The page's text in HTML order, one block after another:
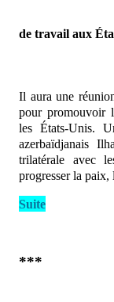
de travail aux
Il aura une
pour promouvoir
les États-Unis.
azerbaïdjanais
trilatérale avec
progresser la paix,
Suite
***